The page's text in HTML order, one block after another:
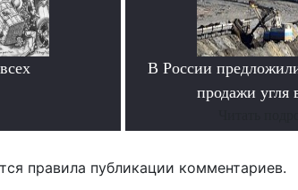
В России
продажи угля
правила публикации комментариев.